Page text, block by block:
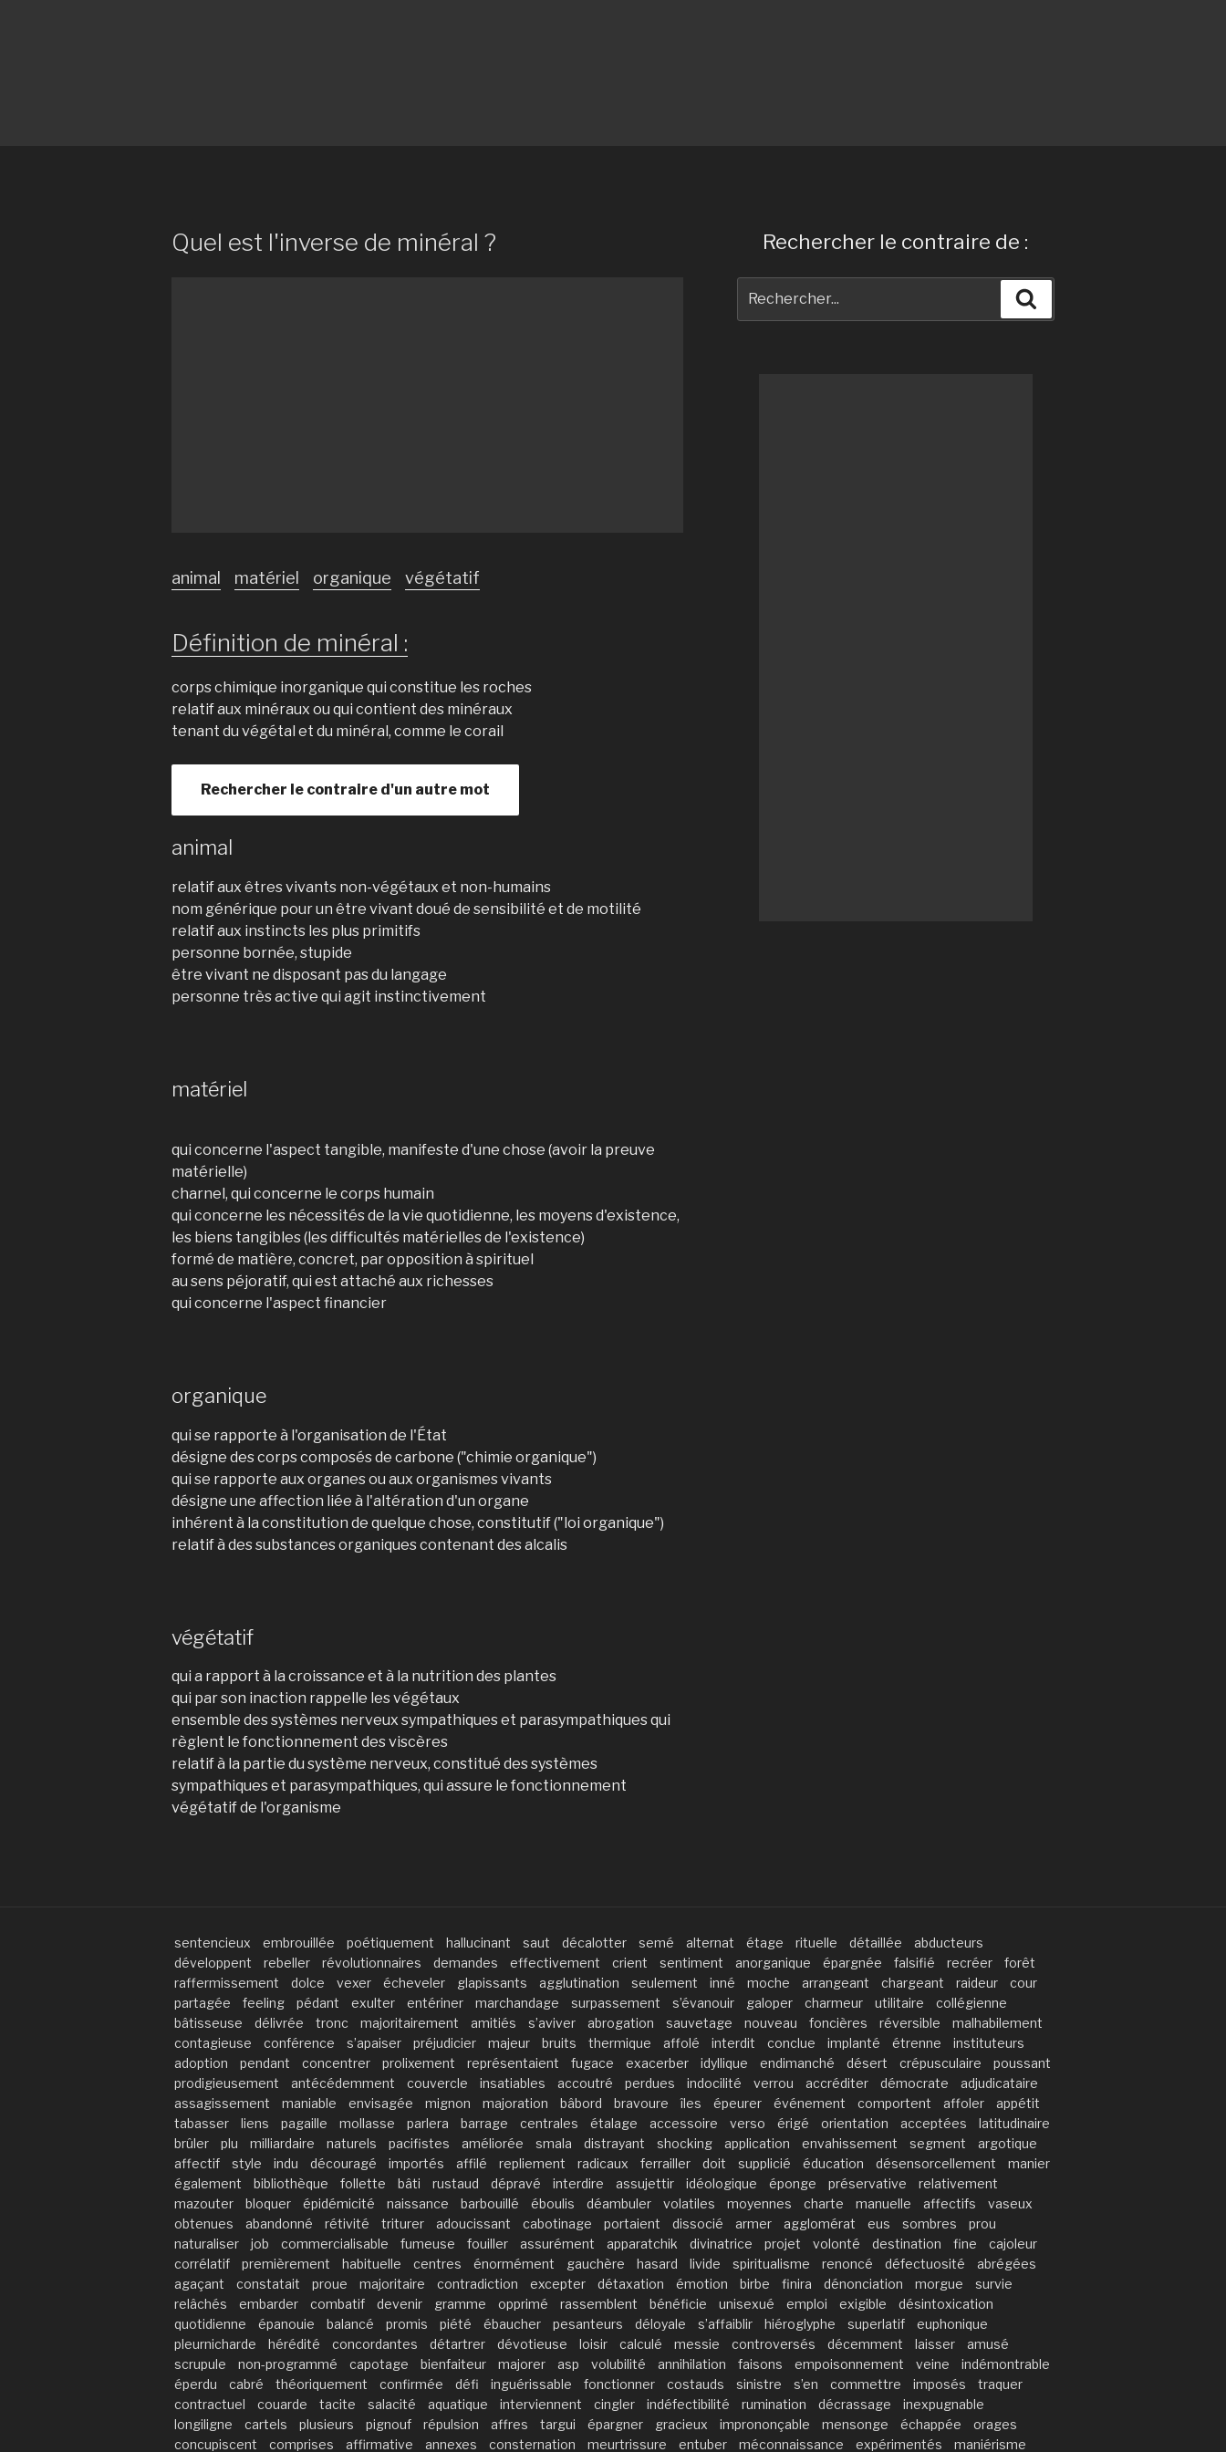
Quel est l'inverse de minéral ?
animal matériel organique végétatif
Définition de minéral :
corps chimique inorganique qui constitue les roches
relatif aux minéraux ou qui contient des minéraux
tenant du végétal et du minéral, comme le corail
Rechercher le contraire d'un autre mot
animal
relatif aux êtres vivants non-végétaux et non-humains
nom générique pour un être vivant doué de sensibilité et de motilité
relatif aux instincts les plus primitifs
personne bornée, stupide
être vivant ne disposant pas du langage
personne très active qui agit instinctivement
matériel
qui concerne l'aspect tangible, manifeste d'une chose (avoir la preuve
matérielle)
charnel, qui concerne le corps humain
qui concerne les nécessités de la vie quotidienne, les moyens d'existence,
les biens tangibles (les difficultés matérielles de l'existence)
formé de matière, concret, par opposition à spirituel
au sens péjoratif, qui est attaché aux richesses
qui concerne l'aspect financier
organique
qui se rapporte à l'organisation de l'État
désigne des corps composés de carbone ("chimie organique")
qui se rapporte aux organes ou aux organismes vivants
désigne une affection liée à l'altération d'un organe
inhérent à la constitution de quelque chose, constitutif ("loi organique")
relatif à des substances organiques contenant des alcalis
végétatif
qui a rapport à la croissance et à la nutrition des plantes
qui par son inaction rappelle les végétaux
ensemble des systèmes nerveux sympathiques et parasympathiques qui
règlent le fonctionnement des viscères
relatif à la partie du système nerveux, constitué des systèmes
sympathiques et parasympathiques, qui assure le fonctionnement
végétatif de l'organisme
Rechercher le contraire de :
pour
sentencieux embrouillée poétiquement hallucinant saut décalotter semé alternat étage rituelle détaillée
abducteurs
développent
rebeller révolutionnaires demandes effectivement crient sentiment anorganique épargnée falsifié recréer
forêt
raffermissement
dolce vexer écheveler glapissants agglutination seulement inné moche arrangeant chargeant raideur
cour
partagée
feeling pédant exulter entériner marchandage surpassement s’évanouir galoper charmeur utilitaire
collégienne
bâtisseuse
délivrée tronc majoritairement amitiés s’aviver abrogation sauvetage nouveau foncières réversible
malhabilement
contagieuse
conférence s’apaiser préjudicier majeur bruits thermique affolé interdit conclue implanté étrenne
instituteurs
adoption
pendant concentrer prolixement représentaient fugace exacerber idyllique endimanché désert crépusculaire
poussant
prodigieusement
antécédemment couvercle insatiables accoutré perdues indocilité verrou accréditer démocrate
adjudicataire
assagissement
maniable envisagée mignon majoration bâbord bravoure îles épeurer événement comportent affoler
appétit
tabasser
liens pagaille mollasse parlera barrage centrales étalage accessoire verso érigé orientation acceptées
latitudinaire
brûler
plu milliardaire naturels pacifistes améliorée smala distrayant shocking application envahissement segment
argotique
affectif
style indu découragé importés affilé repliement radicaux ferrailler doit supplicié éducation désensorcellement
manier
également
bibliothèque follette bâti rustaud dépravé interdire assujettir idéologique éponge préservative
relativement
mazouter
bloquer épidémicité naissance barbouillé éboulis déambuler volatiles moyennes charte manuelle affectifs
vaseux
obtenues
abandonné rétivité triturer adoucissant cabotinage portaient dissocié armer agglomérat eus sombres
prou
naturaliser
job commercialisable fumeuse fouiller assurément apparatchik divinatrice projet volonté destination fine
cajoleur
corrélatif
premièrement habituelle centres énormément gauchère hasard livide spiritualisme renoncé défectuosité
abrégées
agaçant
constatait proue majoritaire contradiction excepter détaxation émotion birbe finira dénonciation morgue
survie
relâchés
embarder combatif devenir gramme opprimé rassemblent bénéficie unisexué emploi exigible
désintoxication
quotidienne
épanouie balancé promis piété ébaucher pesanteurs déloyale s’affaiblir hiéroglyphe superlatif
euphonique
pleurnicharde
hérédité concordantes détartrer dévotieuse loisir calculé messie controversés décemment laisser
amusé
scrupule
non-programmé capotage bienfaiteur majorer asp volubilité annihilation faisons empoisonnement veine
indémontrable
éperdu
cabré théoriquement confirmée défi inguérissable fonctionner costauds sinistre s’en commettre imposés
traquer
contractuel
couarde tacite salacité aquatique interviennent cingler indéfectibilité rumination décrassage
inexpugnable
longiligne
cartels plusieurs pignouf répulsion affres targui épargner gracieux imprononçable mensonge échappée
orages
concupiscent
comprises affirmative annexes consternation meurtrissure entuber méconnaissance expérimentés maniérisme